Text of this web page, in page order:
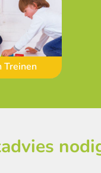
Treinen